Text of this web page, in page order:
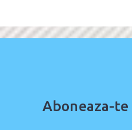
Aboneaza-